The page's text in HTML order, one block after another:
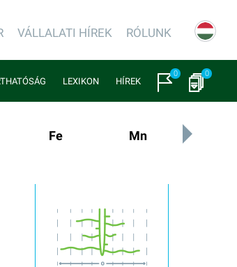
VÁLLALATI HÍREK RÓLUNK
LEXIKON HÍREK
0 0
Fe Mn